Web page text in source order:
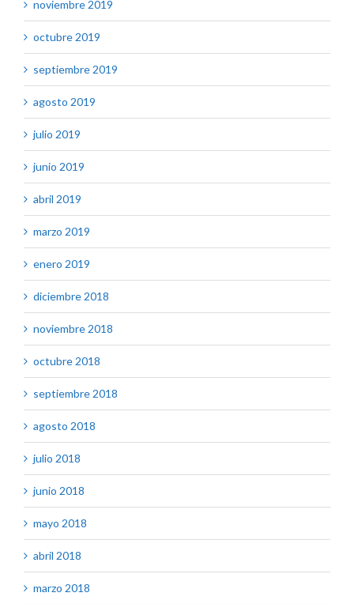
noviembre 2019
octubre 2019
septiembre 2019
agosto 2019
julio 2019
junio 2019
abril 2019
marzo 2019
enero 2019
diciembre 2018
noviembre 2018
octubre 2018
septiembre 2018
agosto 2018
julio 2018
junio 2018
mayo 2018
abril 2018
marzo 2018